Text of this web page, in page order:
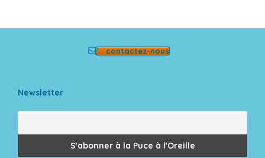
contactez-nous
Newsletter